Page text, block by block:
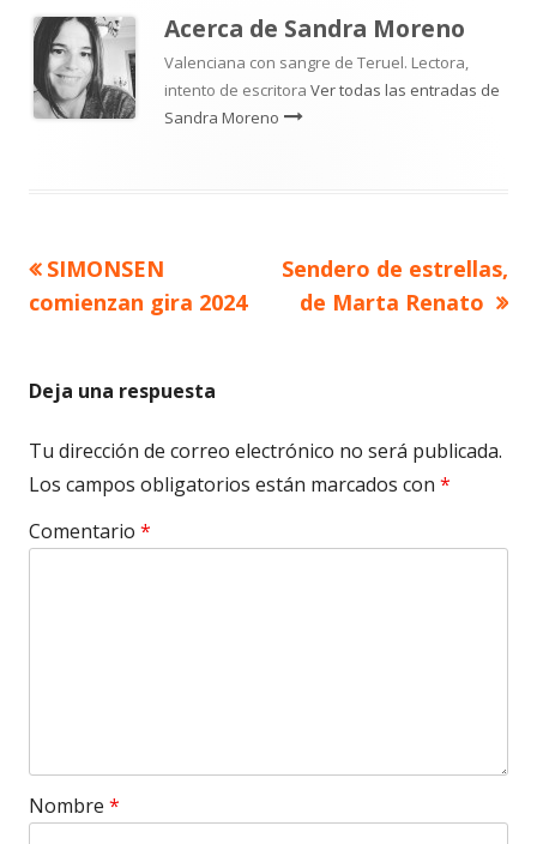
Acerca de Sandra Moreno
Valenciana con sangre de Teruel. Lectora,
intento de escritora Ver todas las entradas de
Sandra Moreno
Navegación
entradas
Artículo
anterior
SIMONSEN
comienzan gira 2024
Artículo
siguiente
Sendero de estrellas,
de Marta Renato
Deja una respuesta
Tu dirección de correo electrónico no será publicada.
Los campos obligatorios están marcados con *
Comentario *
Nombre *